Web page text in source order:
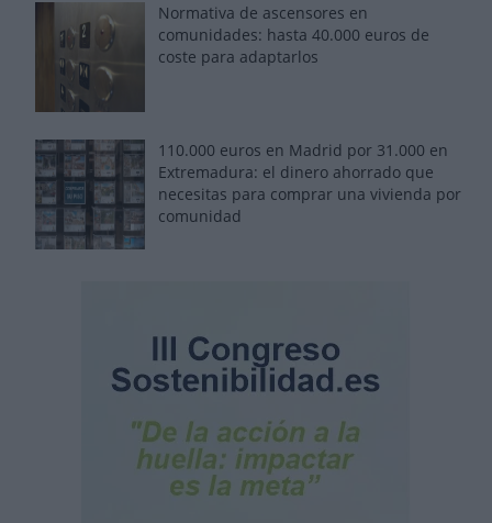
Normativa de ascensores en
comunidades: hasta 40.000 euros de
coste para adaptarlos
110.000 euros en Madrid por 31.000 en
Extremadura: el dinero ahorrado que
necesitas para comprar una vivienda por
comunidad